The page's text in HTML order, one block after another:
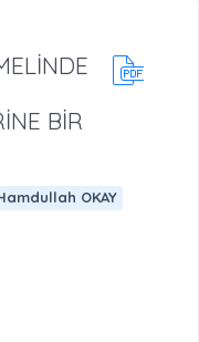
BİR
OKAY